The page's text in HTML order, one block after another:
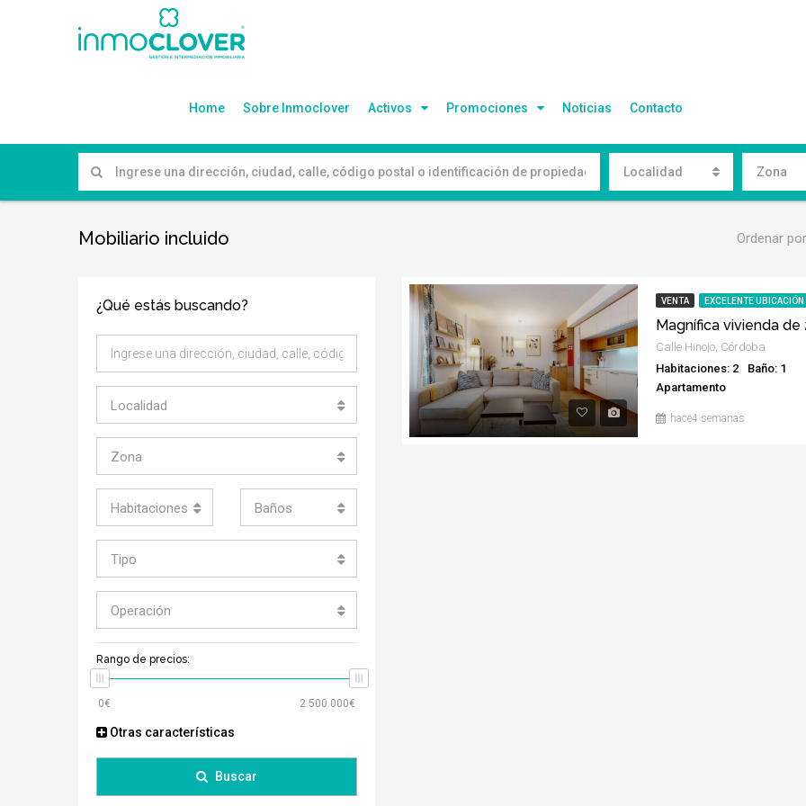
Home Sobre Inmoclover Activos Promociones Noticias Contacto
Localidad Zona
Mobiliario incluido Ordenar
VENTA EXCELENTE UBICACIÓN
Calle Hinojo, Córdoba
Habitaciones: 2
Baño: 1
Apartamento
hace4 semanas
¿Qué estás buscando?
Localidad
Zona
Habitaciones Baños
Tipo
Operación
Rango de precios:
Otras características
Buscar